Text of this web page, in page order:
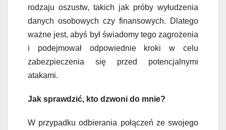
rodzaju oszustw, takich jak próby wyłudzenia
danych osobowych czy finansowych. Dlatego
ważne jest, abyś był świadomy tego zagrożenia
i podejmował odpowiednie kroki w celu
zabezpieczenia się przed potencjalnymi
atakami.
Jak sprawdzić, kto dzwoni do mnie?
W przypadku odbierania połączeń ze swojego